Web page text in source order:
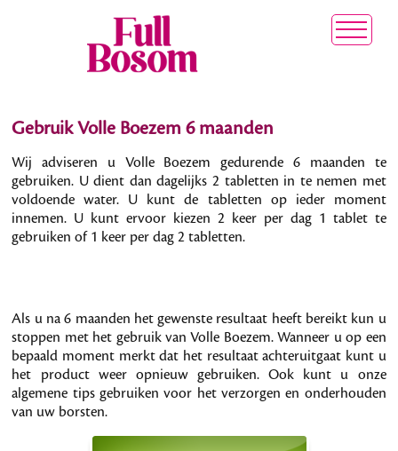
Gebruik Volle Boezem 6 maanden
Wij adviseren u Volle Boezem gedurende 6 maanden te
gebruiken. U dient dan dagelijks 2 tabletten in te nemen met
voldoende water. U kunt de tabletten op ieder moment
innemen. U kunt ervoor kiezen 2 keer per dag 1 tablet te
gebruiken of 1 keer per dag 2 tabletten.
Als u na 6 maanden het gewenste resultaat heeft bereikt kun u
stoppen met het gebruik van Volle Boezem. Wanneer u op een
bepaald moment merkt dat het resultaat achteruitgaat kunt u
het product weer opnieuw gebruiken. Ook kunt u onze
algemene tips gebruiken voor het verzorgen en onderhouden
van uw borsten.